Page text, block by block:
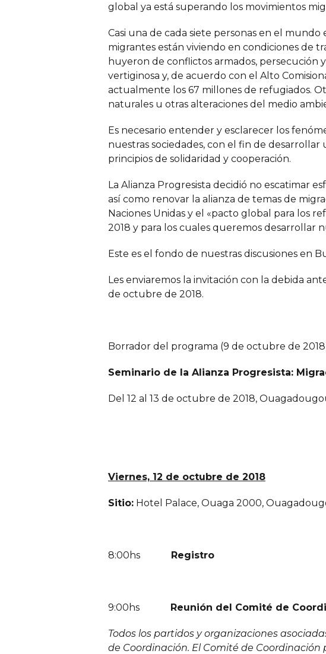
global ya está superando los movimientos
Casi una de cada siete personas en el
migrantes están viviendo en condiciones de
huyeron de conflictos armados, persecución
vertiginosa y, de acuerdo con el Alto
actualmente los 67 millones de refugiados.
naturales u otras alteraciones del medio
Es necesario entender y esclarecer los
nuestras sociedades, con el fin de
principios de solidaridad y cooperación.
La Alianza Progresista decidió no escatimar
así como renovar la alianza de temas de
Naciones Unidas y el «pacto global para los
2018 y para los cuales queremos desarrollar
Este es el fondo de nuestras discusiones en
Les enviaremos la invitación con la debida
de octubre de 2018.
Borrador del programa (9 de octubre de
Seminario de la Alianza Progresista:
Del 12 al 13 de octubre de 2018,
Viernes, 12 de octubre de 2018
Sitio: Hotel Palace, Ouaga 2000,
8:00hs Registro
9:00hs Reunión del Comité de
Todos los partidos y organizaciones
de Coordinación. El Comité de